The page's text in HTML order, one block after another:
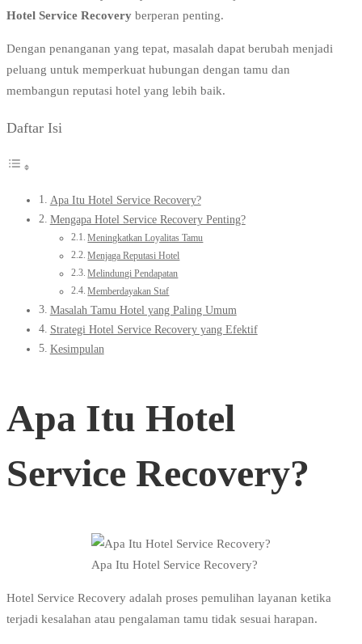
Hotel Service Recovery berperan penting.
Dengan penanganan yang tepat, masalah dapat berubah menjadi
peluang untuk memperkuat hubungan dengan tamu dan
membangun reputasi hotel yang lebih baik.
Daftar Isi
Apa Itu Hotel Service Recovery?
Mengapa Hotel Service Recovery Penting?
Meningkatkan Loyalitas Tamu
Menjaga Reputasi Hotel
Melindungi Pendapatan
Memberdayakan Staf
Masalah Tamu Hotel yang Paling Umum
Strategi Hotel Service Recovery yang Efektif
Kesimpulan
Apa Itu Hotel
Service Recovery?
Apa Itu Hotel Service Recovery?
Hotel Service Recovery adalah proses pemulihan layanan ketika
terjadi kesalahan atau pengalaman tamu tidak sesuai harapan.